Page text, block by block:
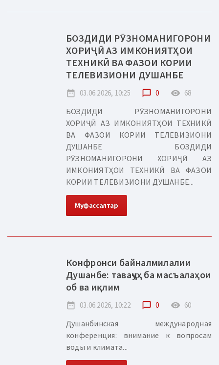
БОЗДИДИ РӮЗНОМАНИГОРОНИ
ХОРИҶӢ АЗ ИМКОНИЯТҲОИ
ТЕХНИКӢ ВА ФАЗОИ КОРИИ
ТЕЛЕВИЗИОНИ ДУШАНБЕ
date_range 03.06.2026, 10:25 chat_bubble_outline 0 remove_red_eye 68
БОЗДИДИ РӮЗНОМАНИГОРОНИ
ХОРИҶӢ АЗ ИМКОНИЯТҲОИ ТЕХНИКӢ
ВА ФАЗОИ КОРИИ ТЕЛЕВИЗИОНИ
ДУШАНБЕ БОЗДИДИ
РӮЗНОМАНИГОРОНИ ХОРИҶӢ АЗ
ИМКОНИЯТҲОИ ТЕХНИКӢ ВА ФАЗОИ
КОРИИ ТЕЛЕВИЗИОНИ ДУШАНБЕ...
Муфассалтар
Конфронси байналмилалии
Душанбе: таваҷҷуҳ ба масъалаҳои
об ва иқлим
date_range 03.06.2026, 10:22 chat_bubble_outline 0 remove_red_eye 60
Душанбинская международная
конференция: внимание к вопросам
воды и климата...